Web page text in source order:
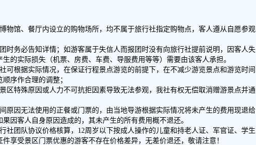
物馆、餐厅内设立的购物场所，均不属于旅行社指定购物点，客人遵从自愿参观
时务必告知详情；如游客属于失信人而报团时没有向旅行社提前说明，因客人失
的实际损失（机票、房费、车费、导服费用等等）需要由该客人承担。
可根据实际情况，在保证行程景点游览的前提下，在不减少游览景点和游览时间
序作合理的调整；
区特殊原因或人力不可抗拒因素导致无法参观，我社有权无偿取消赠游景点并通
原因无法使用的正餐或门票的，由当地导游根据实际情况将未产生的费用现退给
因客人自身原因造成的，其未产生的所有费用概不退还。
社团队协议价格核算，12周岁以下按成人操作的儿童和持老人证、军官证、学生
享受景区门票优惠的游客不存在价格差异，无差价退还，敬请注意！